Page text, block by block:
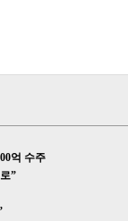
억 수주
”